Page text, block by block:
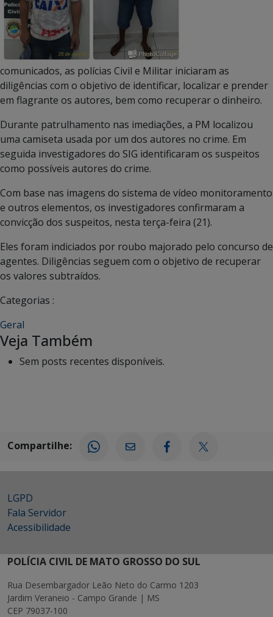
comunicados, as polícias Civil e Militar iniciaram as
diligências com o objetivo de identificar, localizar e prender
em flagrante os autores, bem como recuperar o dinheiro.
Durante patrulhamento nas imediações, a PM localizou
uma camiseta usada por um dos autores no crime. Em
seguida investigadores do SIG identificaram os suspeitos
como possíveis autores do crime.
Com base nas imagens do sistema de vídeo monitoramento
e outros elementos, os investigadores confirmaram a
convicção dos suspeitos, nesta terça-feira (21).
Eles foram indiciados por roubo majorado pelo concurso de
agentes. Diligências seguem com o objetivo de recuperar
os valores subtraídos.
Categorias :
Geral
Veja Também
Sem posts recentes disponíveis.
Compartilhe:
LGPD
Fala Servidor
Acessibilidade
POLÍCIA CIVIL DE MATO GROSSO DO SUL
Rua Desembargador Leão Neto do Carmo 1203
Jardim Veraneio - Campo Grande | MS
CEP 79037-100